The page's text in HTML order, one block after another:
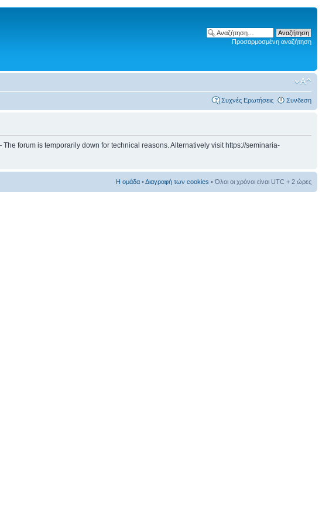
Προσαρμοσμένη αναζήτηση
Συχνές Ερωτήσεις Συνδεση
— The forum is temporarily down for technical reasons. Alternatively visit https://seminaria-
Η ομάδα •Διαγραφή των cookies • Όλοι οι χρόνοι είναι UTC + 2 ώρες